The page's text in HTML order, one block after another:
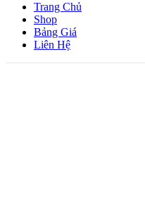
Trang Chủ
Shop
Bảng Giá
Liên Hệ